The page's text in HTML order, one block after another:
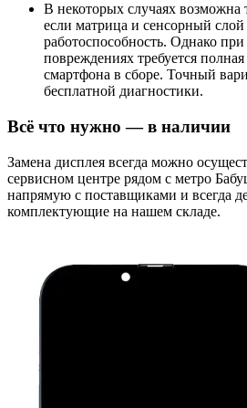
В некоторых случаях возможна
если матрица и сенсорный
работоспособность. Однако при
повреждениях требуется полная
смартфона в сборе. Точный
бесплатной диагностики.
Всё что нужно — в наличии
Замена дисплея всегда можно
сервисном центре рядом с метро
напрямую с поставщиками и всегда
комплектующие на нашем складе.